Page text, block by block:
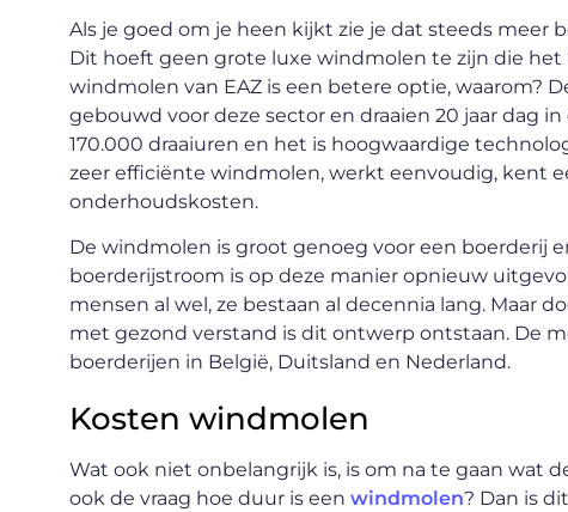
Als je goed om je heen kijkt zie je dat steeds meer
Dit hoeft geen grote luxe windmolen te zijn die
windmolen van EAZ is een betere optie, waarom?
gebouwd voor deze sector en draaien 20 jaar dag
170.000 draaiuren en het is hoogwaardige
zeer efficiënte windmolen, werkt eenvoudig, kent
onderhoudskosten.
De windmolen is groot genoeg voor een boerderij
boerderijstroom is op deze manier opnieuw
mensen al wel, ze bestaan al decennia lang. Maar
met gezond verstand is dit ontwerp ontstaan. De
boerderijen in België, Duitsland en Nederland.
Kosten windmolen
Wat ook niet onbelangrijk is, is om na te gaan wat
ook de vraag hoe duur is een windmolen? Dan is